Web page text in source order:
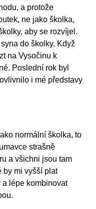
a protože
ne jako školka,
aby se rozvíjel.
do školky. Když
na Vysočinu k
Poslední rok byl
i mé představy
normální školka, to
strašně
a všichni jsou tam
by mi vyšší plat
a lépe kombinovat